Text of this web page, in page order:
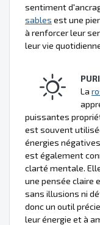
sentiment
sables est une
à renforcer leur
leur vie
La
puissantes
est souvent
énergies
est également
clarté mentale.
une pensée claire
sans illusions ni
donc un outil
leur énergie et à